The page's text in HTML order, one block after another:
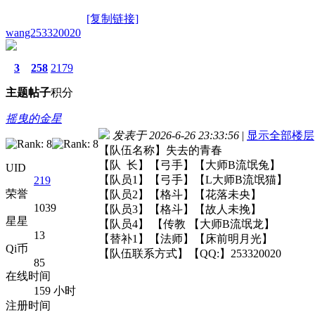
[复制链接]
wang253320020
3
主题
258
帖子
2179
积分
摇曳的金星
UID
219
荣誉
1039
星星
13
Qi币
85
在线时间
159 小时
注册时间
发表于 2026-6-26 23:33:56 | 显示全部楼层
【队伍名称】失去的青春
【队 长】【弓手】【大师B流氓兔】
【队员1】【弓手】【L大师B流氓猫】
【队员2】【格斗】【花落未央】
【队员3】【格斗】【故人未挽】
【队员4】 【传教 【大师B流氓龙】
【替补1】【法师】【床前明月光】
【队伍联系方式】【QQ:】253320020